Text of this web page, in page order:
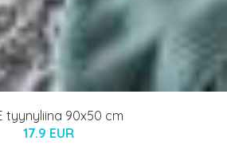
tyynyliina 90x50 cm
17.9 EUR